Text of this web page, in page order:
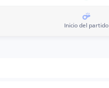
Inicio del partido